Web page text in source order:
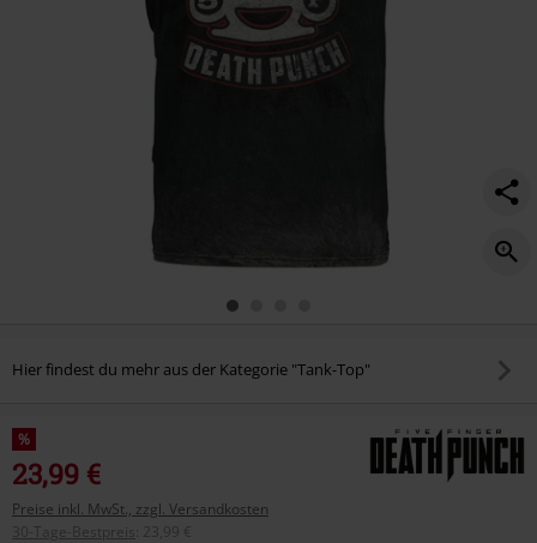
Hier findest du mehr aus der Kategorie "Tank-Top"
%
23,99 €
Preise inkl. MwSt., zzgl. Versandkosten
30-Tage-Bestpreis
23,99 €